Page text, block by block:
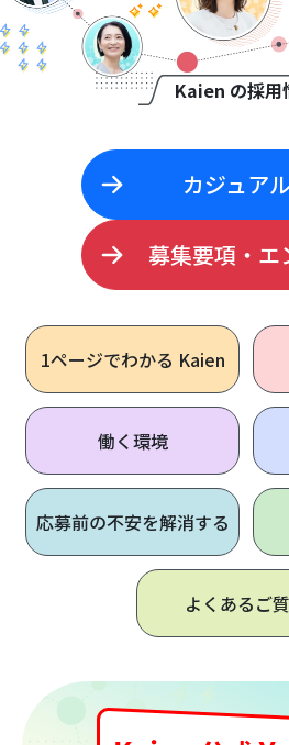
Kaien の採用
カジュア
募集要項・エ
1ページでわかる Kaien
働く環境
応募前の不安を解消する
よくあるご